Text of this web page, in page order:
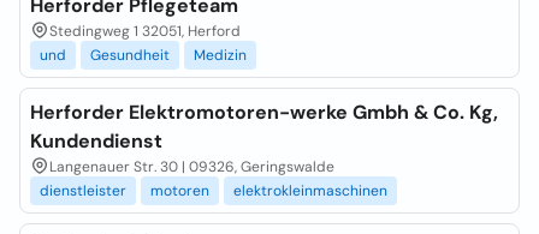
Herforder Pflegeteam
Stedingweg 1 32051, Herford
und
Gesundheit Medizin
Herforder Elektromotoren-werke Gmbh & Co. Kg,
Kundendienst
Langenauer Str. 30 | 09326, Geringswalde
dienstleister
motoren elektrokleinmaschinen